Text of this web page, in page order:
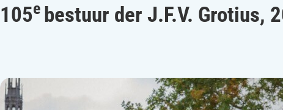
105e bestuur der J.F.V. Grotius,